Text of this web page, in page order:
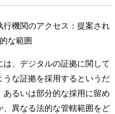
機関のアクセス：提案され
な範囲
、デジタルの証拠に関して
な証拠を採用するというだ
るいは部分的な採用に留め
異なる法的な管轄範囲をど